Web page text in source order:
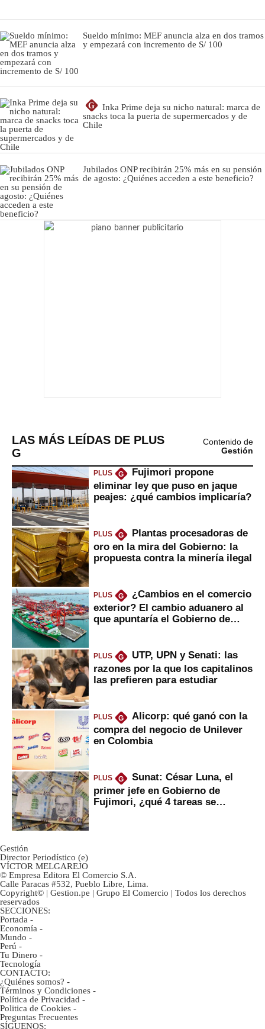
Sueldo mínimo: MEF anuncia alza en dos tramos
y empezará con incremento de S/ 100
G
Inka Prime deja su nicho natural: marca de
snacks toca la puerta de supermercados y de
Chile
Jubilados ONP recibirán 25% más en su pensión
de agosto: ¿Quiénes acceden a este beneficio?
LAS MÁS LEÍDAS DE PLUS
G
Contenido de
Gestión
PLUS G
Fujimori propone
eliminar ley que puso en jaque
peajes: ¿qué cambios implicaría?
PLUS G
Plantas procesadoras de
oro en la mira del Gobierno: la
propuesta contra la minería ilegal
PLUS G
¿Cambios en el comercio
exterior? El cambio aduanero al
que apuntaría el Gobierno de
PLUS G
UTP, UPN y Senati: las
razones por la que los capitalinos
las prefieren para estudiar
PLUS G
Alicorp: qué ganó con la
compra del negocio de Unilever
en Colombia
PLUS G
Sunat: César Luna, el
primer jefe en Gobierno de
Fujimori, ¿qué 4 tareas se
Gestión
Director Periodístico (e)
VÍCTOR MELGAREJO
© Empresa Editora El Comercio S.A.
Calle Paracas #532, Pueblo Libre, Lima.
Copyright© | Gestion.pe | Grupo El Comercio | Todos los derechos
reservados
SECCIONES:
Portada -
Economía -
Mundo -
Perú -
Tu Dinero -
Tecnología
CONTACTO:
¿Quiénes somos? -
Términos y Condiciones -
Política de Privacidad -
Politica de Cookies -
Preguntas Frecuentes
SÍGUENOS: